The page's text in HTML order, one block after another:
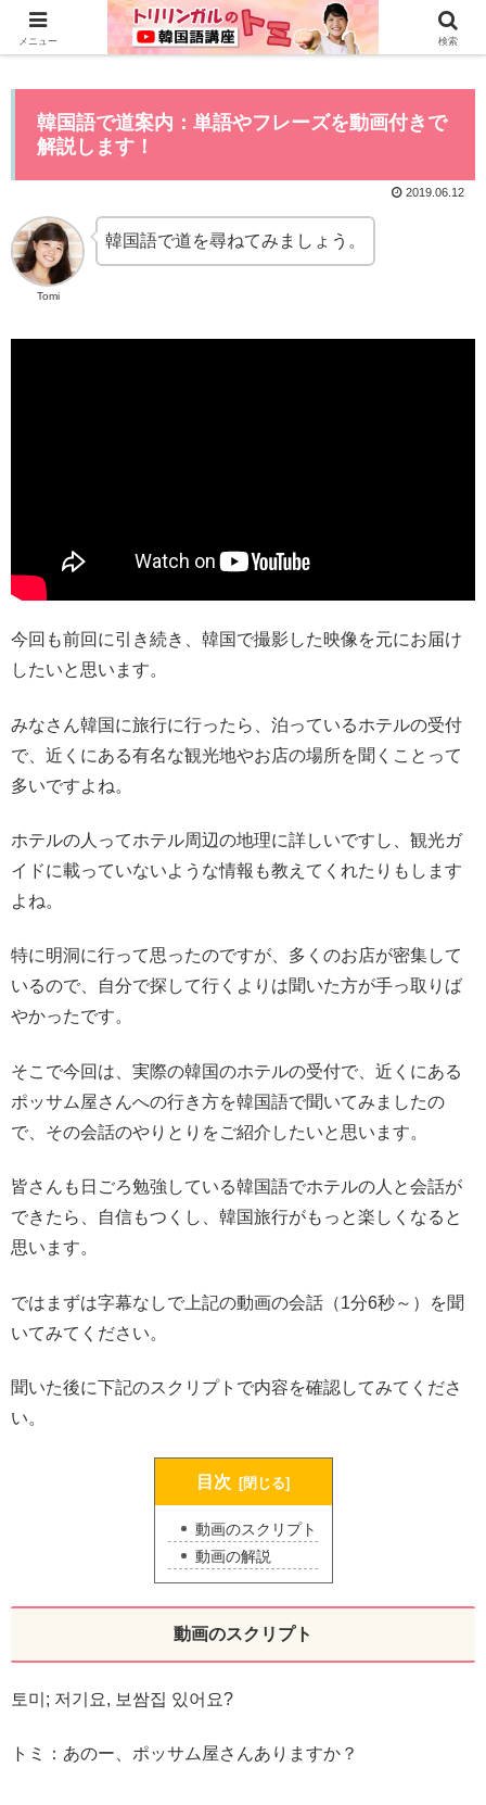
0から全てYouTubeで学べる韓国語講座はこちら>>
韓国語で道案内：単語やフレーズを動画付きで
解説します！
2019.06.12
Tomi
韓国語で道を尋ねてみましょう。
今回も前回に引き続き、韓国で撮影した映像を元にお届け
したいと思います。
みなさん韓国に旅行に行ったら、泊っているホテルの受付
で、近くにある有名な観光地やお店の場所を聞くことって
多いですよね。
ホテルの人ってホテル周辺の地理に詳しいですし、観光ガ
イドに載っていないような情報も教えてくれたりもします
よね。
特に明洞に行って思ったのですが、多くのお店が密集して
いるので、自分で探して行くよりは聞いた方が手っ取りば
やかったです。
そこで今回は、実際の韓国のホテルの受付で、近くにある
ポッサム屋さんへの行き方を韓国語で聞いてみましたの
で、その会話のやりとりをご紹介したいと思います。
皆さんも日ごろ勉強している韓国語でホテルの人と会話が
できたら、自信もつくし、韓国旅行がもっと楽しくなると
思います。
ではまずは字幕なしで上記の動画の会話（1分6秒～）を聞
いてみてください。
聞いた後に下記のスクリプトで内容を確認してみてくださ
い。
目次
動画のスクリプト
動画の解説
動画のスクリプト
토미; 저기요, 보쌈집 있어요?
トミ：あのー、ポッサム屋さんありますか？
メニュー 検索